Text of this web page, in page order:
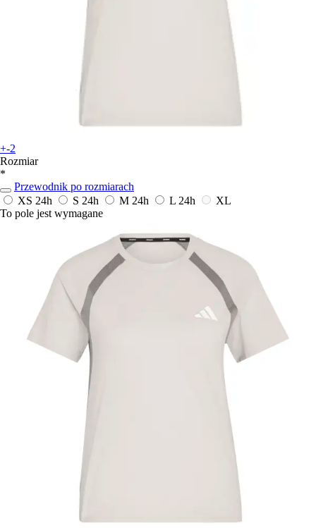
+-2
Rozmiar
*
Przewodnik po rozmiarach
XS 24h S 24h M 24h L 24h
XL
To pole jest wymagane